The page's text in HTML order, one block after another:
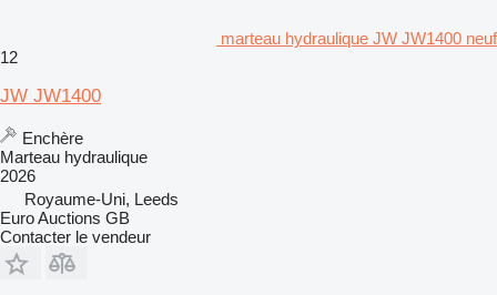
marteau hydraulique JW JW1400 neuf
12
JW JW1400
Enchère
Marteau hydraulique
2026
Royaume-Uni, Leeds
Euro Auctions GB
Contacter le vendeur